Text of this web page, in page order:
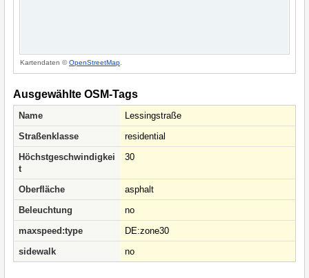
Kartendaten ©OpenStreetMap
Ausgewählte OSM-Tags
Name
Lessingstraße
Straßenklasse
residential
Höchstgeschwindigkei
t
30
Oberfläche
asphalt
Beleuchtung
no
maxspeed:type
DE:zone30
sidewalk
no